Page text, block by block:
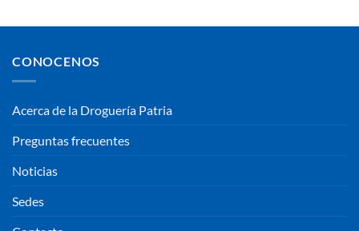
CONOCENOS
Acerca de la Droguería Patria
Preguntas frecuentes
Noticias
Sedes